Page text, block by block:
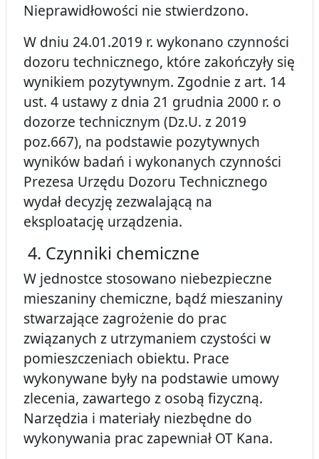
Nieprawidłowości nie stwierdzono.
W dniu 24.01.2019 r. wykonano czynności
dozoru technicznego, które zakończyły się
wynikiem pozytywnym. Zgodnie z art. 14
ust. 4 ustawy z dnia 21 grudnia 2000 r. o
dozorze technicznym (Dz.U. z 2019
poz.667), na podstawie pozytywnych
wyników badań i wykonanych czynności
Prezesa Urzędu Dozoru Technicznego
wydał decyzję zezwalającą na
eksploatację urządzenia.
4. Czynniki chemiczne
W jednostce stosowano niebezpieczne
mieszaniny chemiczne, bądź mieszaniny
stwarzające zagrożenie do prac
związanych z utrzymaniem czystości w
pomieszczeniach obiektu. Prace
wykonywane były na podstawie umowy
zlecenia, zawartego z osobą fizyczną.
Narzędzia i materiały niezbędne do
wykonywania prac zapewniał OT Kana.